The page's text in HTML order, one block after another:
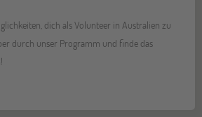
dich als Volunteer in Australien zu
durch unser Programm und finde das